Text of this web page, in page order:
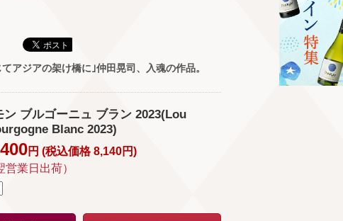
てアジアの架け橋に｣仲田晃司、入魂の作品。
ン ブルゴーニュ ブラン 2023(Lou
Blanc 2023)
円 (税込価格8,140円)
業日出荷）